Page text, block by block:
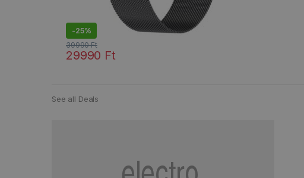
-25%
29990 Ft
39990Ft
Ennek a terméknek több variációja van. A változatok a
See all Deals